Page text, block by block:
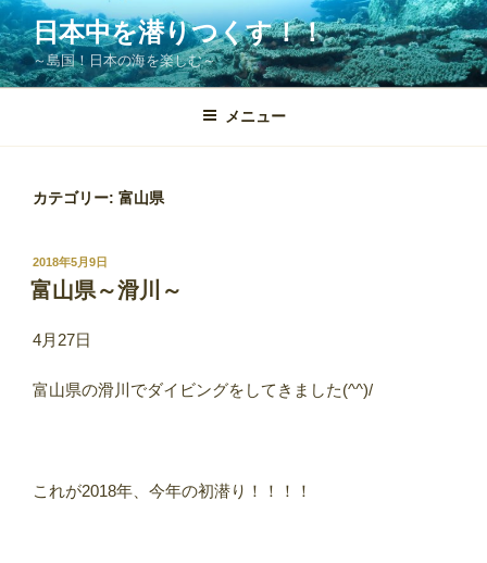
コ
ン
テ
ン
へ
日本中を潜りつくす！！
～島国！日本の海を楽しむ～
メニュー
カテゴリー: 富山県
投
稿
日:
2018年5月9日
富山県～滑川～
4月27日
富山県の滑川でダイビングをしてきました(^^)/
これが2018年、今年の初潜り！！！！